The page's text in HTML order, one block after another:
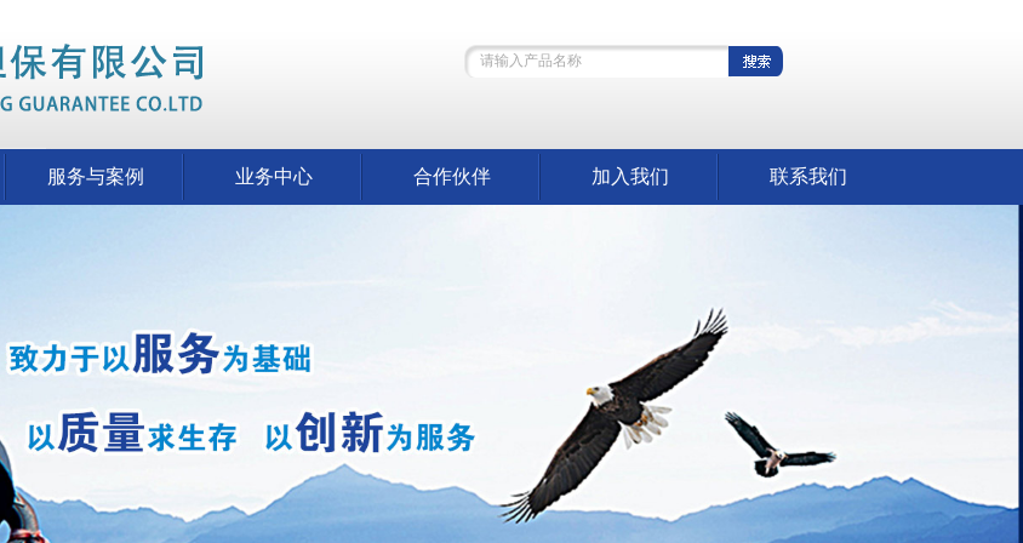
服务与案例 业务中心 合作伙伴 加入我们 联系我们